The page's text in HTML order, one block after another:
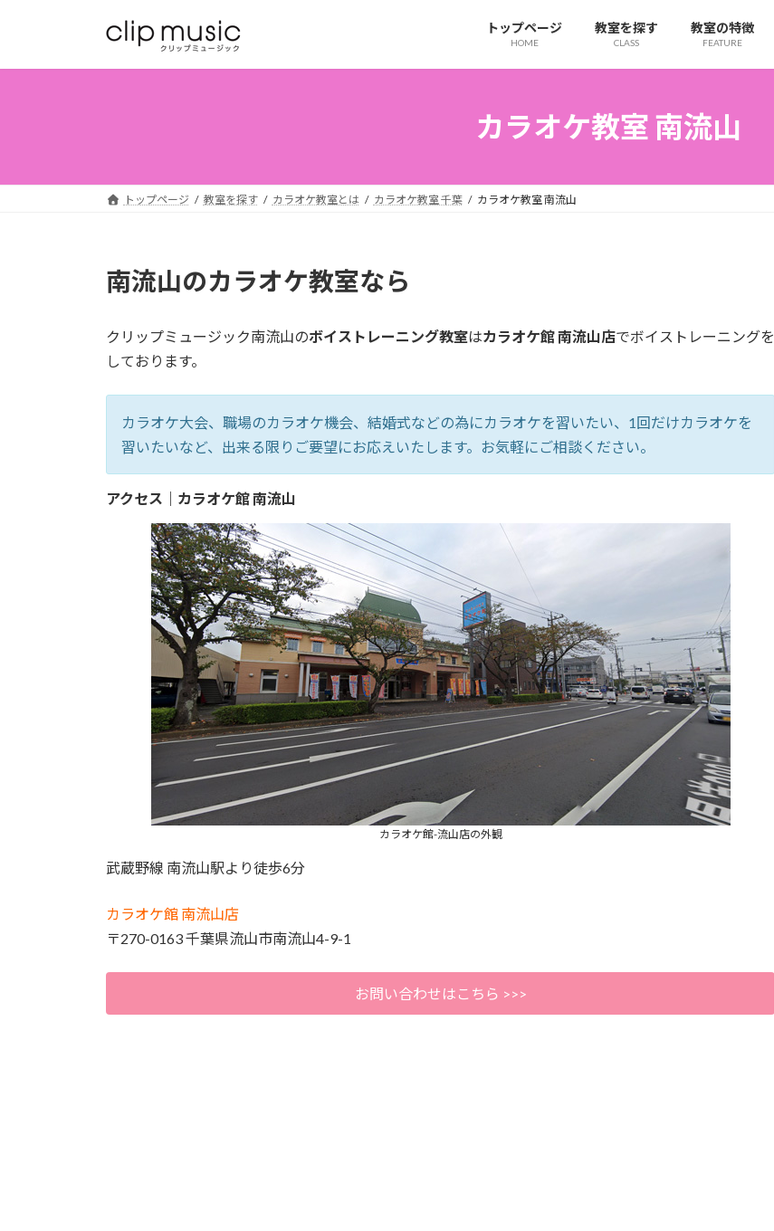
ッ
移
トップページ
HOME
教室を探す
CLASS
教室の特徴
FEATURE
カラオケ教室 南流山
トップページ 教室を探す カラオケ教室とは カラオケ教室 千葉 カラオケ教室 南流山
南流山のカラオケ教室なら
クリップミュージック南流山のボイストレーニング教室はカラオケ館 南流山店でボイストレーニングを
しております。
カラオケ大会、職場のカラオケ機会、結婚式などの為にカラオケを習いたい、1回だけカラオケを
習いたいなど、出来る限りご要望にお応えいたします。お気軽にご相談ください。
アクセス｜カラオケ館 南流山
カラオケ館-流山店の外観
武蔵野線 南流山駅より徒歩6分
カラオケ館 南流山店
〒270-0163 千葉県流山市南流山4-9-1
お問い合わせはこちら >>>